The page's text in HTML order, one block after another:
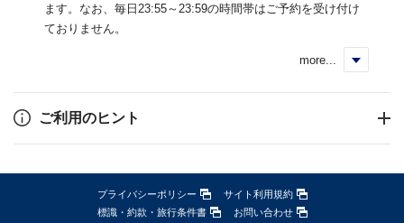
ます。なお、毎日23:55～23:59の時間帯はご予約を受け付け
ておりません。
more...
ご利用のヒント
プライバシーポリシー
サイト利用規約
標識・約款・旅行条件書
お問い合わせ